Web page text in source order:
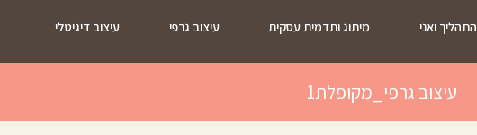
התהליך ואני מיתוג ותדמית עסקית עיצוב גרפי עיצוב דיגיטלי
עיצוב גרפי_מקופלת1